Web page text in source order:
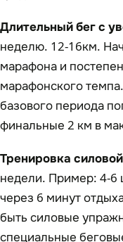
Длительный бег с
неделю. 12-16км.
марафона и
марафонского
базового периода
финальные 2 км в
Тренировка
недели. Пример: 4-6
через 6 минут
быть силовые
специальные